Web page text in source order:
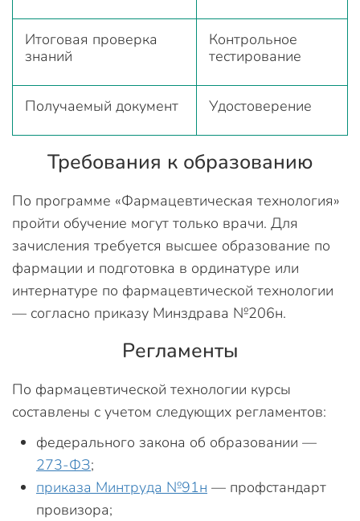
Итоговая проверка
знаний
Контрольное
тестирование
Получаемый документ Удостоверение
Требования к образованию
По программе «Фармацевтическая технология»
пройти обучение могут только врачи. Для
зачисления требуется высшее образование по
фармации и подготовка в ординатуре или
интернатуре по фармацевтической технологии
— согласно приказу Минздрава №206н.
Регламенты
По фармацевтической технологии курсы
составлены с учетом следующих регламентов:
федерального закона об образовании —
273-ФЗ;
приказа Минтруда №91н — профстандарт
провизора;